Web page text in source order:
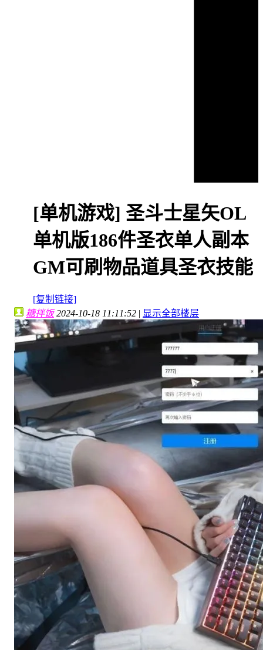
[单机游戏] 圣斗士星矢OL
单机版186件圣衣单人副本
GM可刷物品道具圣衣技能
[复制链接]
糖拌饭2024-10-18 11:11:52 | 显示全部楼层